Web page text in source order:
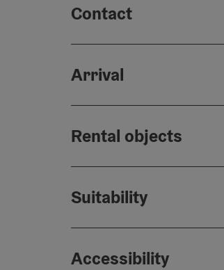
Contact
Arrival
Rental objects
Suitability
Accessibility